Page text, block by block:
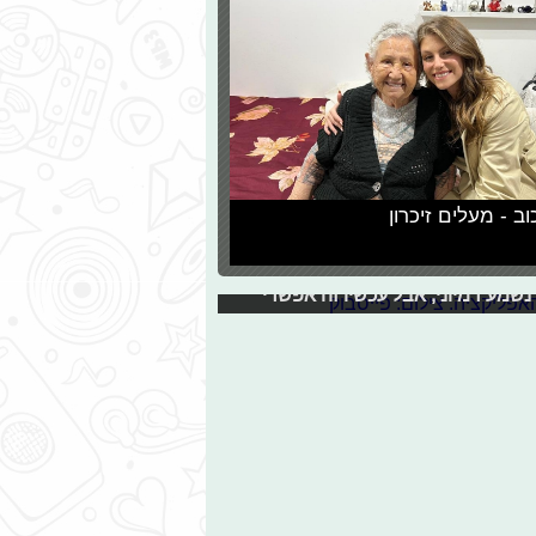
- מעלים זיכרון
לגשת אליה? תארו לכם שהייתה
דמיוני, אבל עכשיו זה אפשרי